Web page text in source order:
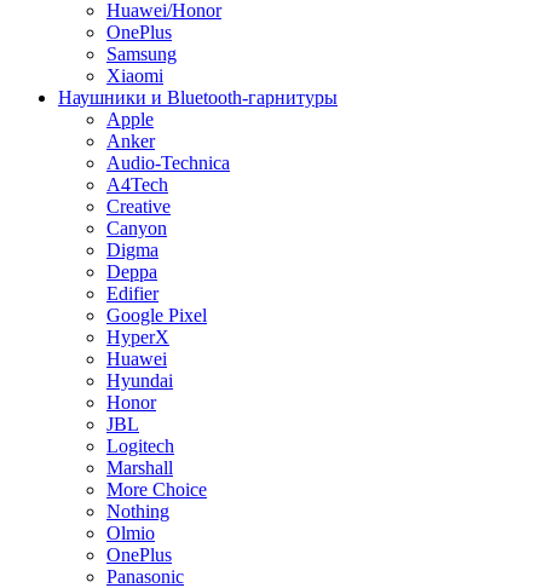
Huawei/Honor
OnePlus
Samsung
Xiaomi
Наушники и Bluetooth-гарнитуры
Apple
Anker
Audio-Technica
A4Tech
Creative
Canyon
Digma
Deppa
Edifier
Google Pixel
HyperX
Huawei
Hyundai
Honor
JBL
Logitech
Marshall
More Choice
Nothing
Olmio
OnePlus
Panasonic